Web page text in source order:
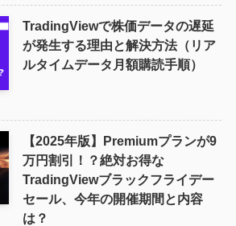
TradingViewで株価データの遅延
が発生する理由と解決方法（リア
ルタイムデータ月額購読手順）
【2025年版】Premiumプランが9
万円割引！？絶対お得な
TradingViewブラックフライデー
セール、今年の開催期間と内容
は？